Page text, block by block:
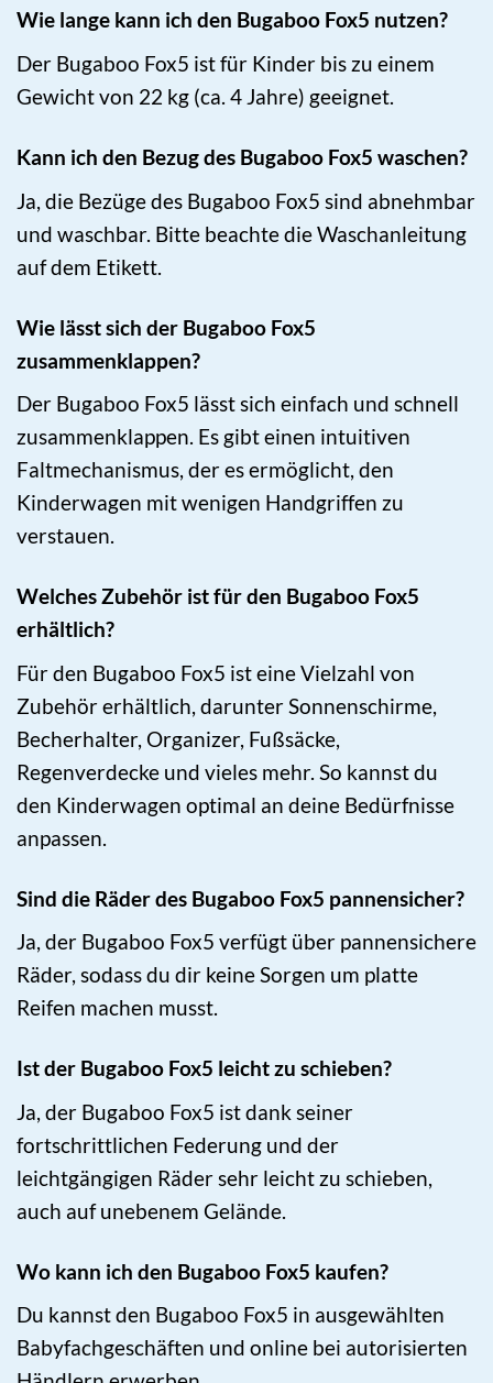
Wie lange kann ich den Bugaboo Fox5 nutzen?
Der Bugaboo Fox5 ist für Kinder bis zu einem
Gewicht von 22 kg (ca. 4 Jahre) geeignet.
Kann ich den Bezug des Bugaboo Fox5 waschen?
Ja, die Bezüge des Bugaboo Fox5 sind abnehmbar
und waschbar. Bitte beachte die Waschanleitung
auf dem Etikett.
Wie lässt sich der Bugaboo Fox5
zusammenklappen?
Der Bugaboo Fox5 lässt sich einfach und schnell
zusammenklappen. Es gibt einen intuitiven
Faltmechanismus, der es ermöglicht, den
Kinderwagen mit wenigen Handgriffen zu
verstauen.
Welches Zubehör ist für den Bugaboo Fox5
erhältlich?
Für den Bugaboo Fox5 ist eine Vielzahl von
Zubehör erhältlich, darunter Sonnenschirme,
Becherhalter, Organizer, Fußsäcke,
Regenverdecke und vieles mehr. So kannst du
den Kinderwagen optimal an deine Bedürfnisse
anpassen.
Sind die Räder des Bugaboo Fox5 pannensicher?
Ja, der Bugaboo Fox5 verfügt über pannensichere
Räder, sodass du dir keine Sorgen um platte
Reifen machen musst.
Ist der Bugaboo Fox5 leicht zu schieben?
Ja, der Bugaboo Fox5 ist dank seiner
fortschrittlichen Federung und der
leichtgängigen Räder sehr leicht zu schieben,
auch auf unebenem Gelände.
Wo kann ich den Bugaboo Fox5 kaufen?
Du kannst den Bugaboo Fox5 in ausgewählten
Babyfachgeschäften und online bei autorisierten